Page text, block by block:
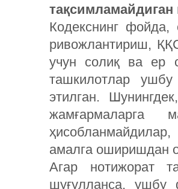
тақсимламайдиган
Кодекснинг
ривожлантириш,
учун солиқ ва ер
ташкилотлар ушбу
этилган.
жамғармаларга
амалга оширишдан
Агар нотижорат
шуғулланса, ушбу